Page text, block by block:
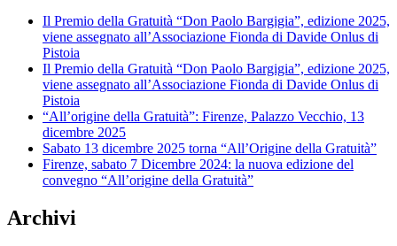
Il Premio della Gratuità “Don Paolo Bargigia”, edizione 2025,
viene assegnato all’Associazione Fionda di Davide Onlus di
Pistoia
Il Premio della Gratuità “Don Paolo Bargigia”, edizione 2025,
viene assegnato all’Associazione Fionda di Davide Onlus di
Pistoia
“All’origine della Gratuità”: Firenze, Palazzo Vecchio, 13
dicembre 2025
Sabato 13 dicembre 2025 torna “All’Origine della Gratuità”
Firenze, sabato 7 Dicembre 2024: la nuova edizione del
convegno “All’origine della Gratuità”
Archivi